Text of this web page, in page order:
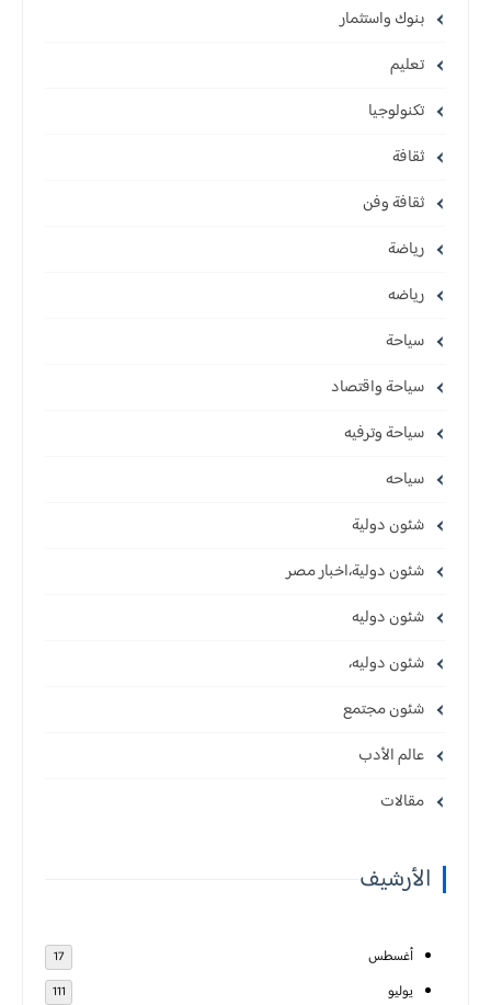
بنوك واستثمار
تعليم
تكنولوجيا
ثقافة
ثقافة وفن
رياضة
رياضه
سياحة
سياحة واقتصاد
سياحة وترفيه
سياحه
شئون دولية
شئون دولية،اخبار مصر
شئون دوليه
شئون دوليه،
شئون مجتمع
عالم الأدب
مقالات
الأرشيف
أغسطس 17
يوليو 111